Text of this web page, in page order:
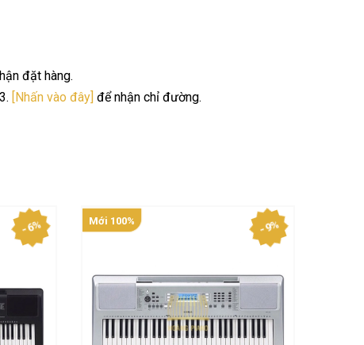
đặt hàng.
[Nhấn vào đây] để nhận chỉ đường.
- 6% - 9%
Mới 100%